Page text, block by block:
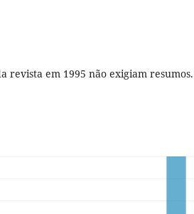
revista em 1995 não exigiam resumos.